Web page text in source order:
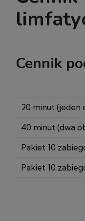
Cennik
20 minut (jeden
40 minut (dwa
Pakiet 10
Pakiet 10